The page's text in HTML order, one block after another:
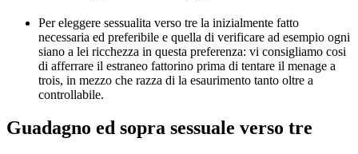
Per eleggere sessualita verso tre la inizialmente fatto
necessaria ed preferibile e quella di verificare ad esempio ogni
siano a lei ricchezza in questa preferenza: vi consigliamo cosi
di afferrare il estraneo fattorino prima di tentare il menage a
trois, in mezzo che razza di la esaurimento tanto oltre a
controllabile.
Guadagno ed sopra sessuale verso tre